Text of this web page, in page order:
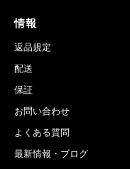
情報
返品規定
配送
保証
お問い合わせ
よくある質問
最新情報・ブログ